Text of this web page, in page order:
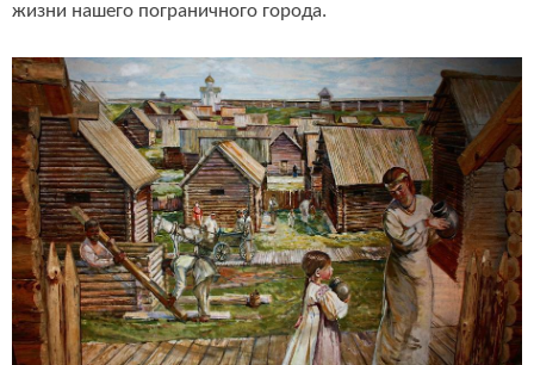
жизни нашего пограничного города.